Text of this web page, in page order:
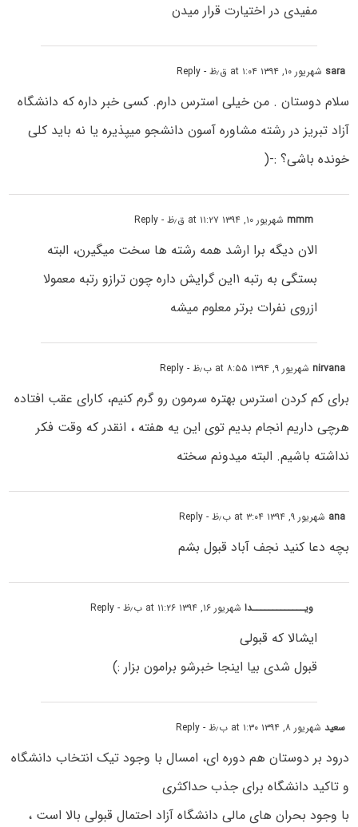
مفیدی در اختیارت قرار میدن
sara شهریور ۱۰, ۱۳۹۴ at ۱:۰۴ ق٫ظ - Reply
سلام دوستان . من خیلی استرس دارم. کسی خبر داره که دانشگاه
آزاد تبریز در رشته مشاوره آسون دانشجو میپذیره یا نه باید کلی
خونده باشی؟ :-(
mmmشهریور ۱۰, ۱۳۹۴ at ۱۱:۲۷ ق٫ظ - Reply
الان دیگه برا ارشد همه رشته ها سخت میگیرن، البته
بستگی به رتبه ۱این گرایش داره چون ترازو رتبه معمولا
ازروی نفرات برتر معلوم میشه
nirvanaشهریور ۹, ۱۳۹۴ at ۸:۵۵ ب٫ظ - Reply
برای کم کردن استرس بهتره سرمون رو گرم کنیم، کارای عقب افتاده
هرچی داریم انجام بدیم توی این یه هفته ، انقدر که وقت فکر
نداشته باشیم. البته میدونم سخته
ana شهریور ۹, ۱۳۹۴ at ۳:۰۴ ب٫ظ - Reply
بچه دعا کنید نجف آباد قبول بشم
ویـــــــــــــداشهریور ۱۶, ۱۳۹۴ at ۱۱:۲۶ ب٫ظ - Reply
ایشالا که قبولی
قبول شدی بیا اینجا خبرشو برامون بزار :)
سعیدشهریور ۸, ۱۳۹۴ at ۱:۳۰ ب٫ظ - Reply
درود بر دوستان هم دوره ای، امسال با وجود تیک انتخاب دانشگاه
و تاکید دانشگاه برای جذب حداکثری
با وجود بحران های مالی دانشگاه آزاد احتمال قبولی بالا است ،